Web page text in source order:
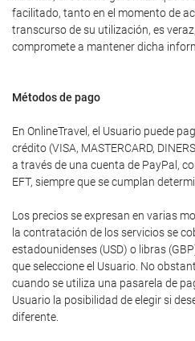
facilitado, tanto en el momento de
transcurso de su utilización, es
compromete a mantener dicha
Métodos de pago
En OnlineTravel, el Usuario puede
crédito (VISA, MASTERCARD,
a través de una cuenta de PayPal,
EFT, siempre que se cumplan
Los precios se expresan en varias
la contratación de los servicios se
estadounidenses (USD) o libras
que seleccione el Usuario. No
cuando se utiliza una pasarela de
Usuario la posibilidad de elegir si
diferente.